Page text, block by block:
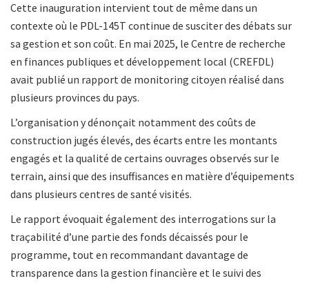
Cette inauguration intervient tout de même dans un
contexte où le PDL-145T continue de susciter des débats sur
sa gestion et son coût. En mai 2025, le Centre de recherche
en finances publiques et développement local (CREFDL)
avait publié un rapport de monitoring citoyen réalisé dans
plusieurs provinces du pays.
L’organisation y dénonçait notamment des coûts de
construction jugés élevés, des écarts entre les montants
engagés et la qualité de certains ouvrages observés sur le
terrain, ainsi que des insuffisances en matière d’équipements
dans plusieurs centres de santé visités.
Le rapport évoquait également des interrogations sur la
traçabilité d’une partie des fonds décaissés pour le
programme, tout en recommandant davantage de
transparence dans la gestion financière et le suivi des